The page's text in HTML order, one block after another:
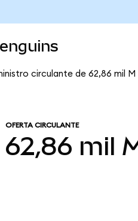
circulante de 62,86 mil
OFERTA CIRCULANTE
62,86 mil